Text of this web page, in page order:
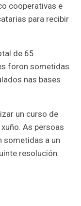
cooperativas e
para recibir
de 65
foron sometidas
nas bases
un curso de
As persoas
sometidas a un
resolución: